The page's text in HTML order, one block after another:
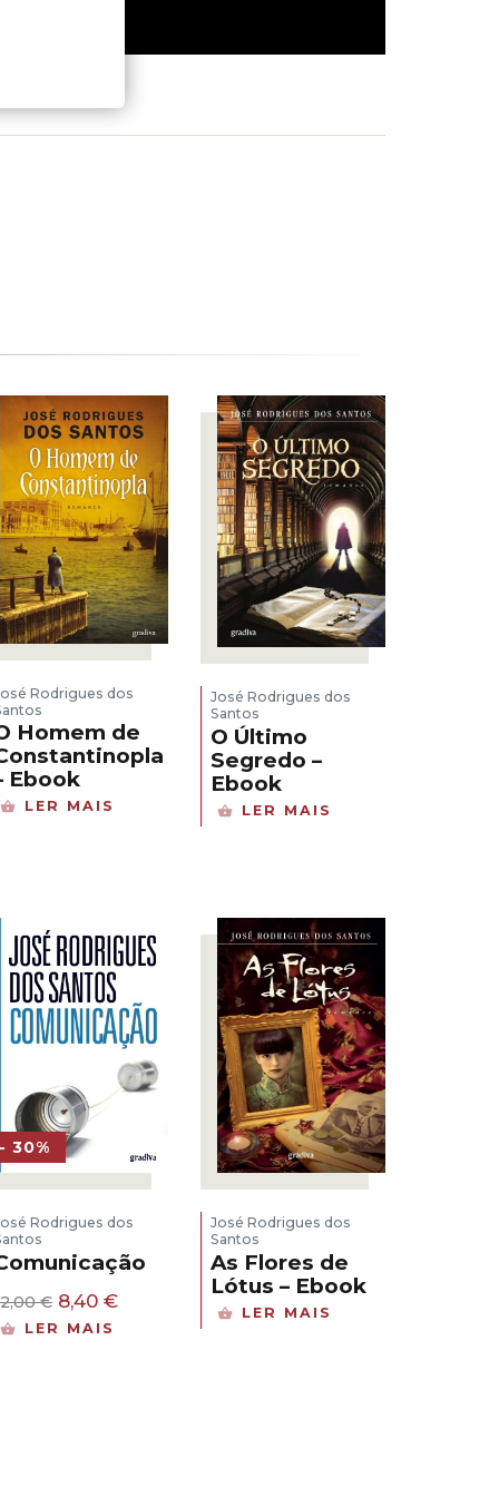
Rodrigues dos
Homem de
Ebook
LER MAIS
José Rodrigues dos
Santos
O Último
Segredo –
Ebook
LER MAIS
- 30%
Rodrigues dos
€ O
preço
8,40€O
LER MAIS
José Rodrigues dos
Santos
As Flores de
Lótus – Ebook
LER MAIS